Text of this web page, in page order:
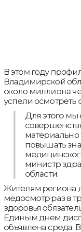
В этом году
Владимирской
около миллиона
успели осмотреть
Для этого мы
материально
повышать
министр
области.
Жителям региона
медосмотр раз в
здоровья
Единым днем
объявлена среда.